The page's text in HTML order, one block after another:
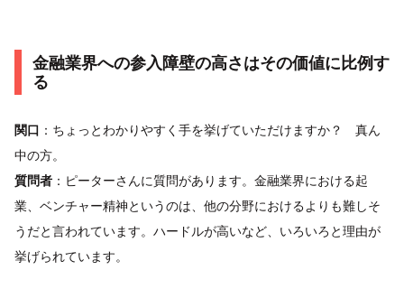
金融業界への参入障壁の高さはその価値に比例す
る
関口 ：ちょっとわかりやすく手を挙げていただけますか？ 真ん
中の方。
質問者 ：ピーターさんに質問があります。金融業界における起
業、ベンチャー精神というのは、他の分野におけるよりも難しそ
うだと言われています。ハードルが高いなど、いろいろと理由が
挙げられています。